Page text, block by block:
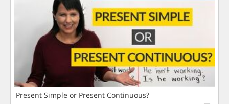
Present Simple or Present Continuous?